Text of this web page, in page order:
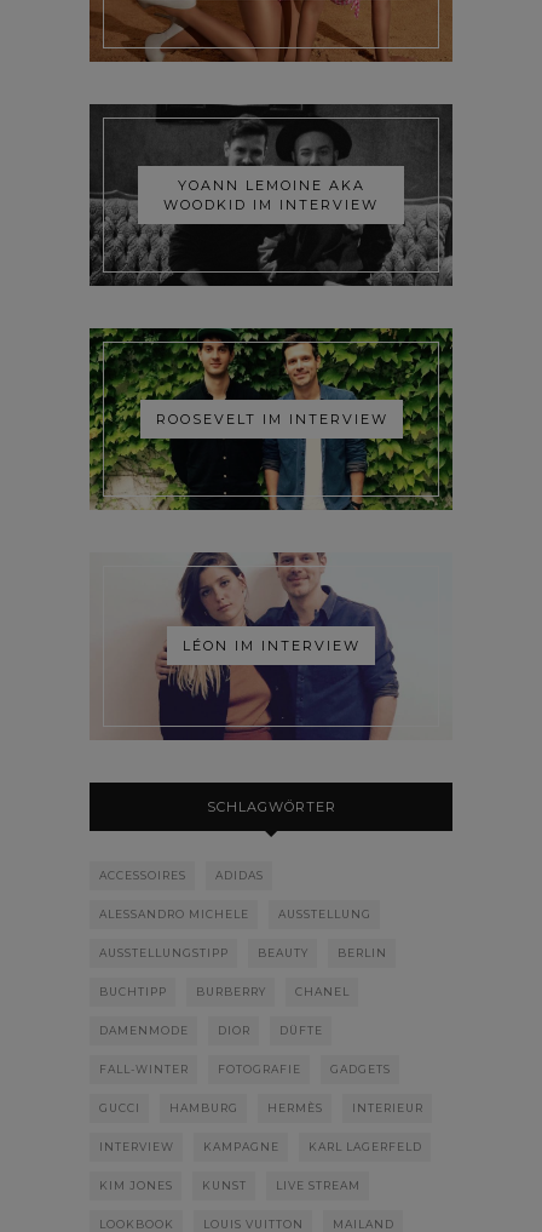
YOANN LEMOINE AKA
WOODKID IM INTERVIEW
ROOSEVELT IM INTERVIEW
LÉON IM INTERVIEW
SCHLAGWÖRTER
ACCESSOIRES ADIDAS
ALESSANDRO MICHELE AUSSTELLUNG
AUSSTELLUNGSTIPP BEAUTY BERLIN
BUCHTIPP BURBERRY CHANEL
DAMENMODE DIOR DÜFTE
FALL-WINTER FOTOGRAFIE GADGETS
GUCCI HAMBURG HERMÈS INTERIEUR
INTERVIEW KAMPAGNE KARL LAGERFELD
KIM JONES KUNST LIVE STREAM
LOOKBOOK LOUIS VUITTON MAILAND